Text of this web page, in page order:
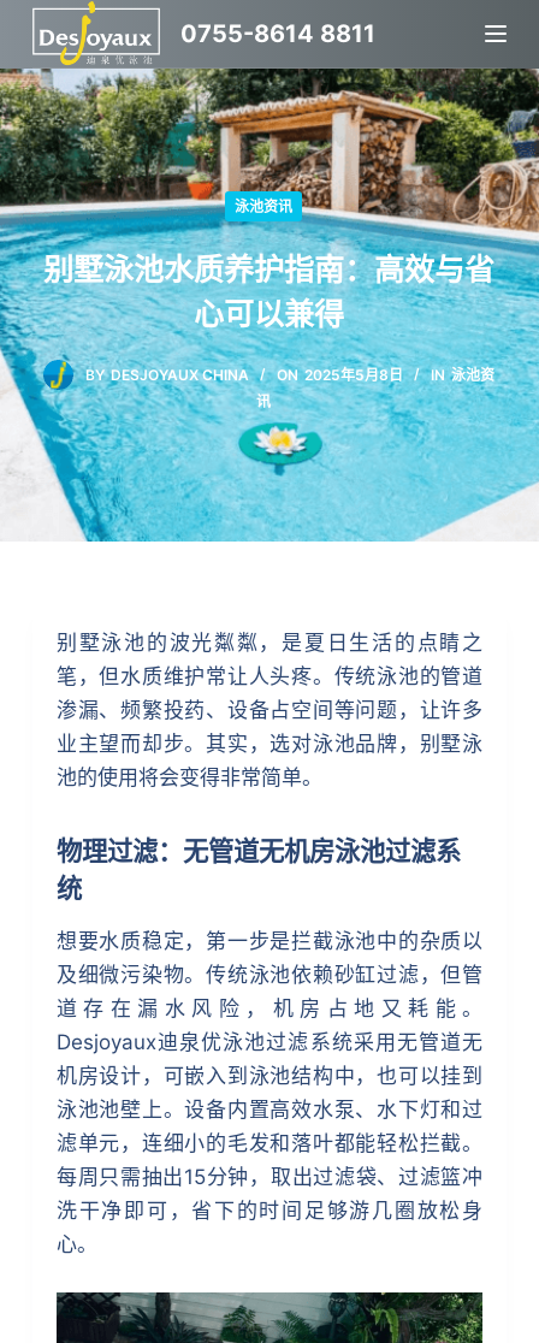
跳
过
内
容
0755-8614 8811
泳池资讯
别墅泳池水质养护指南：高效与省
心可以兼得
BY DESJOYAUX CHINA ON 2025年5月8日 IN 泳池资
讯
别墅泳池的波光粼粼，是夏日生活的点睛之
笔，但水质维护常让人头疼。传统泳池的管道
渗漏、频繁投药、设备占空间等问题，让许多
业主望而却步。其实，选对泳池品牌，别墅泳
池的使用将会变得非常简单。
物理过滤：无管道无机房泳池过滤系
统
想要水质稳定，第一步是拦截泳池中的杂质以
及细微污染物。传统泳池依赖砂缸过滤，但管
道存在漏水风险，机房占地又耗能。
Desjoyaux迪泉优泳池过滤系统采用无管道无
机房设计，可嵌入到泳池结构中，也可以挂到
泳池池壁上。设备内置高效水泵、水下灯和过
滤单元，连细小的毛发和落叶都能轻松拦截。
每周只需抽出15分钟，取出过滤袋、过滤篮冲
洗干净即可，省下的时间足够游几圈放松身
心。